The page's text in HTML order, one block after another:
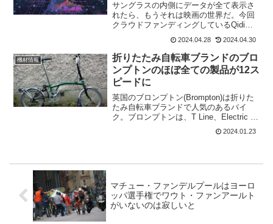
サングラスの内側にデータが全て表示さ
れたら、もうそれは映画の世界だ。今回
クラウドファンディングしているQidi
Vidaは、音声によった切り替えることが
できるので、手を離す必要もない優れも
のだ。使える用途は、サイクリング、ハ
イキング、ゴルフ...
2024.04.28 2024.04.30
機材情報
折りたたみ自転車ブランドのブロ
ンプトンのほぼ全ての製品が12ス
ピードに
英国のブロンプトン(Brompton)は折りた
たみ自転車ブランドで人気のあるバイ
ク。ブロンプトンは、T Line、Electric P
Line、P Line、および Electric C Line モ
デル全体で 12 速ギアを備えたバイク...
2024.01.23
マチュー・ファンデルプールはヨーロ
ッパ選手権でワウト・ファンアールト
がいないのは寂しいと